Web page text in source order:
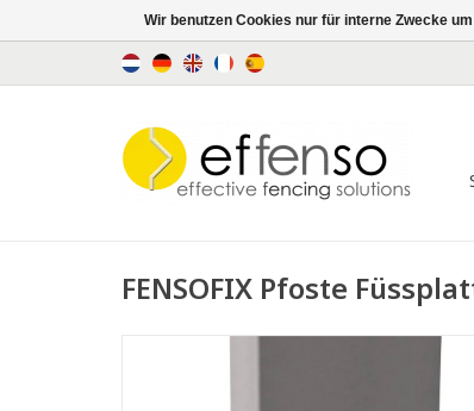
FENSOFIX Pfoste
Wir benutzen Cookies nur für interne Zwecke